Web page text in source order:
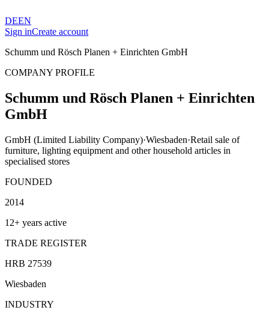
DEEN
Sign inCreate account
Schumm und Rösch Planen + Einrichten GmbH
COMPANY PROFILE
Schumm und Rösch Planen + Einrichten
GmbH
GmbH (Limited Liability Company)·Wiesbaden·Retail sale of
furniture, lighting equipment and other household articles in
specialised stores
FOUNDED
2014
12+ years active
TRADE REGISTER
HRB 27539
Wiesbaden
INDUSTRY